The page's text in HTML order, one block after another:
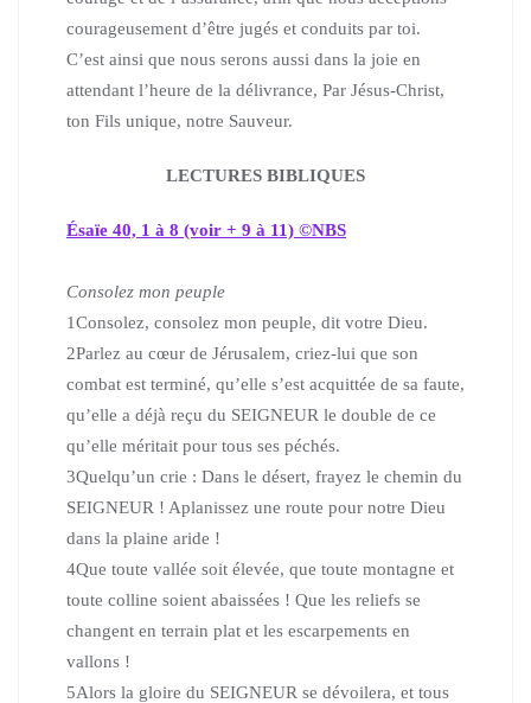
courageusement d’être jugés et conduits par toi.
C’est ainsi que nous serons aussi dans la joie en
attendant l’heure de la délivrance, Par Jésus-Christ,
ton Fils unique, notre Sauveur.
LECTURES BIBLIQUES
Ésaïe 40, 1 à 8 (voir + 9 à 11) ©NBS
Consolez mon peuple
1Consolez, consolez mon peuple, dit votre Dieu.
2Parlez au cœur de Jérusalem, criez-lui que son
combat est terminé, qu’elle s’est acquittée de sa faute,
qu’elle a déjà reçu du SEIGNEUR le double de ce
qu’elle méritait pour tous ses péchés.
3Quelqu’un crie : Dans le désert, frayez le chemin du
SEIGNEUR ! Aplanissez une route pour notre Dieu
dans la plaine aride !
4Que toute vallée soit élevée, que toute montagne et
toute colline soient abaissées ! Que les reliefs se
changent en terrain plat et les escarpements en
vallons !
5Alors la gloire du SEIGNEUR se dévoilera, et tous